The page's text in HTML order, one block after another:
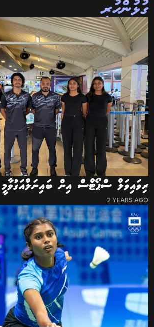
ގުޅުންހުރި
ރިވައިވަލް ސްޕޯޓްސް އިން
2 YEARS AGO